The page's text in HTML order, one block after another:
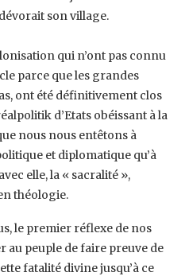
son village.
qui n’ont pas connu
‎parce que les grandes
ont été définitivement clos
d’Etats obéissant à la
nous ‎nous entêtons à
et diplomatique qu’à
elle, la « sacralité »,
théologie.
le premier réflexe de nos
au ‎peuple de faire preuve de
fatalité divine jusqu’à ce